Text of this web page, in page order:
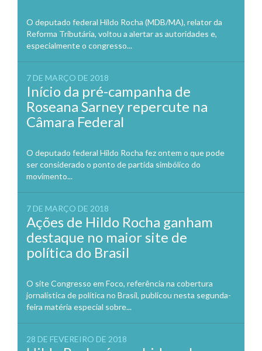
O deputado federal Hildo Rocha (MDB/MA), relator da
Reforma Tributária, voltou a alertar as autoridades e,
especialmente o congresso...
7 DE MARÇO DE 2018
Início da pré-campanha de
Roseana Sarney repercute na
Câmara Federal
O deputado federal Hildo Rocha fez ontem o que pode
ser considerado o ponto de partida simbólico do
movimento...
7 DE MARÇO DE 2018
Ações de Hildo Rocha ganham
destaque no maior site de
política do Brasil
O site Congresso em Foco, referência na cobertura
jornalística de política no Brasil, publicou nesta segunda-
feira matéria especial sobre...
28 DE FEVEREIRO DE 2018